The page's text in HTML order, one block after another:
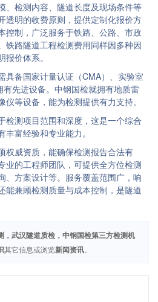
、检测内容、隧道长度及现场条件等
透明的收费原则，提供定制化报价方
控制，广泛服务于铁路、公路、市政
铁路隧道工程检测费用同样因多种因
价体系。
具备国家计量认证（CMA）、实验室
先进设备。中钢国检就拥有地质雷
等设备，能为检测提供有力支持。
检测项目范围和深度，这是一个综合
富经验和专业能力。
权威资质，能确保检测报告合法有
业的工程师团队，可提供全方位检测
、方案设计等。服务覆盖范围广，响
能兼顾检测质量与成本控制，是隧道
，武汉隧道质检，中钢国检第三方检测机
其它信息或浏览新闻资讯。